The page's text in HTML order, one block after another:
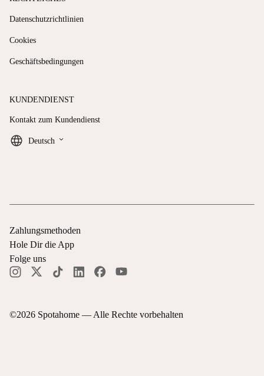
Datenschutzrichtlinien
Cookies
Geschäftsbedingungen
KUNDENDIENST
Kontakt zum Kundendienst
Deutsch keyboard_arrow_down
©2026 Spotahome — Alle Rechte vorbehalten
Zahlungsmethoden
Hole Dir die App
Folge uns